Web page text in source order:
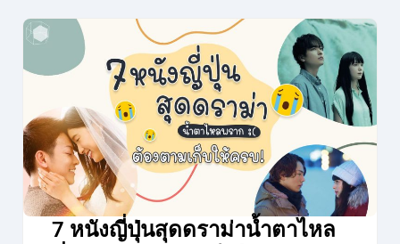
7 หนังญี่ปุ่นสุดดราม่าน้ำตาไหล